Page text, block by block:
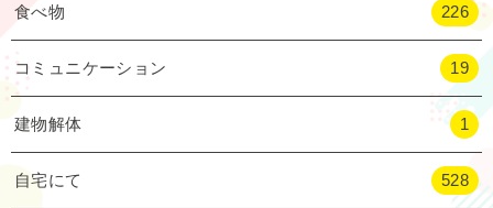
食べ物 226
コミュニケーション 19
建物解体 1
自宅にて 528